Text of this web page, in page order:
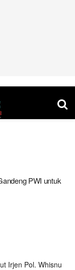
PWI untuk
Irjen Pol. Whisnu